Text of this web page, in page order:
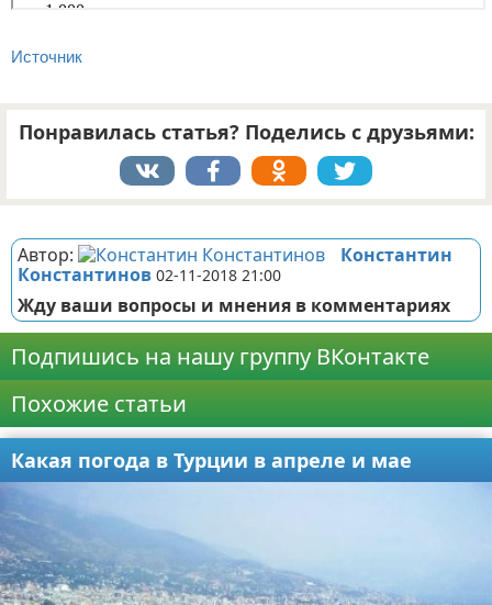
Источник
Понравилась статья? Поделись с друзьями:
Автор:
Константин
Константинов 02-11-2018 21:00
Жду ваши вопросы и мнения в комментариях
Подпишись на нашу группу ВКонтакте
Похожие статьи
Какая погода в Турции в апреле и мае